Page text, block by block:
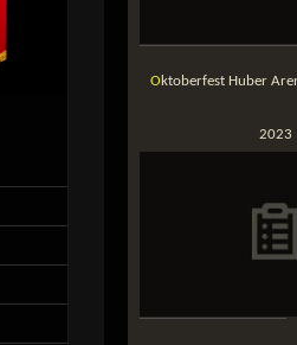
Oktoberfest Huber Arena Bad Säckingen
2023